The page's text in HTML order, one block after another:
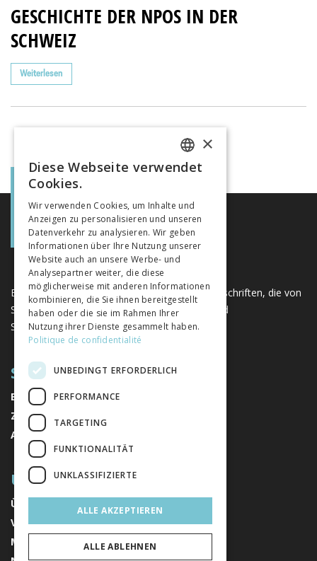
GESCHICHTE DER NPOS IN DER
SCHWEIZ
Weiterlesen
Eine einzigartige Plattform für Bücher und Zeitschriften, die von
Schweizer Verlagen im Bereich der Geistes- und
Sozialwissenschaften herausgegeben werden.
SITEMAP
BÜCHER
ZEITSCHRIFTEN
AUTOREN
ÜBER UNS
ÜBER UNS
VERLAGE
MENTIONS LÉGALES
FRENCH
ITALIAN
×
Diese Webseite verwendet
Cookies.
Wir verwenden Cookies, um Inhalte und
Anzeigen zu personalisieren und unseren
Datenverkehr zu analysieren. Wir geben
Informationen über Ihre Nutzung unserer
Website auch an unsere Werbe- und
Analysepartner weiter, die diese
möglicherweise mit anderen Informationen
kombinieren, die Sie ihnen bereitgestellt
haben oder die sie im Rahmen Ihrer
Nutzung ihrer Dienste gesammelt haben.
Politique de confidentialité
UNBEDINGT ERFORDERLICH
PERFORMANCE
TARGETING
FUNKTIONALITÄT
UNKLASSIFIZIERTE
ALLE AKZEPTIEREN
ALLE ABLEHNEN